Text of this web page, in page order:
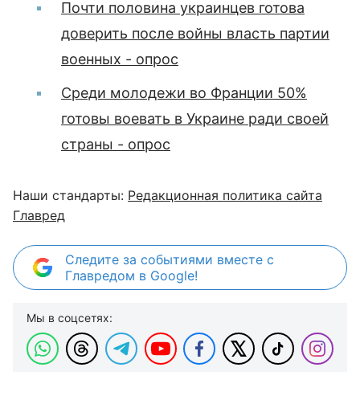
Почти половина украинцев готова
доверить после войны власть партии
военных - опрос
Среди молодежи во Франции 50%
готовы воевать в Украине ради своей
страны - опрос
Наши стандарты: Редакционная политика сайта
Главред
Следите за событиями вместе с
Главредом в Google!
Мы в соцсетях: